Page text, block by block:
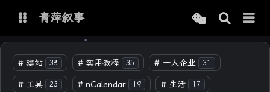
博客
青萍叙事
# 建站 38 # 实用教程 35 # 一人企业 31
# 工具 23 # nCalendar 19 # 生活 17